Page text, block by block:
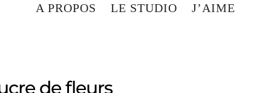
A PROPOS LE STUDIO J’AIME
de fleurs